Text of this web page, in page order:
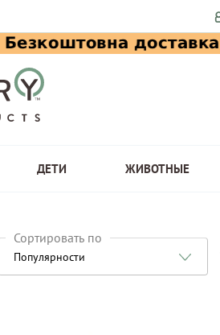
ДЕТИ ЖИВОТНЫЕ
Сортировать по
Популярности